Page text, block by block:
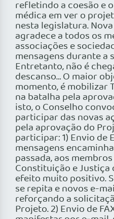
refletindo a coesão e
médica em ver o
nesta legislatura.
agradece a todos os
associações e
mensagens durante a
Entretanto, não é
descanso… O maior
momento, é mobilizar
na batalha pela
isto, o Conselho
participar das novas
pela aprovação do
participar: 1) Envio de
mensagens
passada, aos
Constituição e Justiça
efeito muito positivo.
se repita e novos e-
reforçando a
Projeto. 2) Envio de